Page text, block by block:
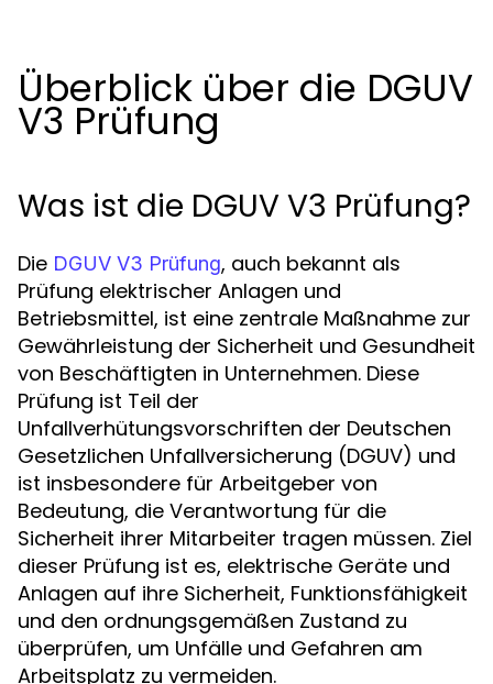
Überblick über die DGUV
V3 Prüfung
Was ist die DGUV V3 Prüfung?
Die DGUV V3 Prüfung, auch bekannt als
Prüfung elektrischer Anlagen und
Betriebsmittel, ist eine zentrale Maßnahme zur
Gewährleistung der Sicherheit und Gesundheit
von Beschäftigten in Unternehmen. Diese
Prüfung ist Teil der
Unfallverhütungsvorschriften der Deutschen
Gesetzlichen Unfallversicherung (DGUV) und
ist insbesondere für Arbeitgeber von
Bedeutung, die Verantwortung für die
Sicherheit ihrer Mitarbeiter tragen müssen. Ziel
dieser Prüfung ist es, elektrische Geräte und
Anlagen auf ihre Sicherheit, Funktionsfähigkeit
und den ordnungsgemäßen Zustand zu
überprüfen, um Unfälle und Gefahren am
Arbeitsplatz zu vermeiden.